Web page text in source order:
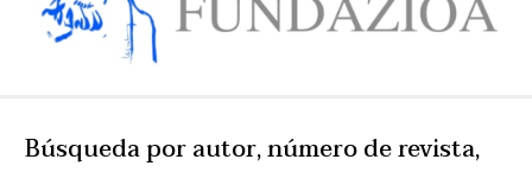
Búsqueda por autor, número de revista,